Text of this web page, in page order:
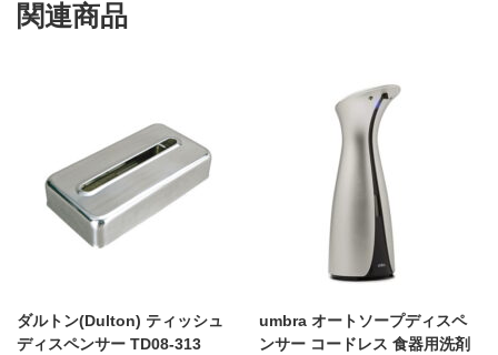
関連商品
ダルトン(Dulton) ティッシュ
ディスペンサー TD08-313
umbra オートソープディスペ
ンサー コードレス 食器用洗剤